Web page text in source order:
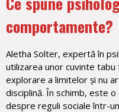
comportamente?
Aletha Solter, expertă în
utilizarea unor cuvinte
explorare a limitelor și nu
disciplină. În schimb, este
despre reguli sociale într-